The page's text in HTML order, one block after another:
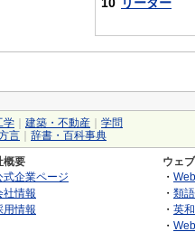
学 建築・不動産
学問
言 辞書・百科事典
概要
式企業ページ
社情報
用情報
ウェ
・
・ 類
・ 英
・